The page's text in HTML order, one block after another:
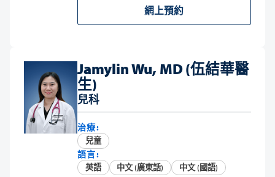
網上預約
Jamylin Wu, MD (伍結華醫
生)
兒科
治療:
兒童
語言:
英語 中文 (廣東話) 中文 (國語)